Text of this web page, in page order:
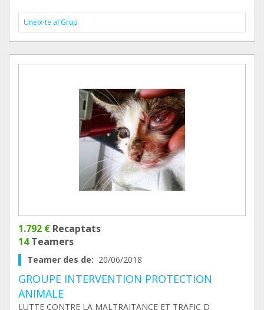
Uneix-te al Grup
1.792 € Recaptats
14Teamers
Teamer des de: 20/06/2018
GROUPE INTERVENTION PROTECTION
ANIMALE
LUTTE CONTRE LA MALTRAITANCE ET TRAFIC D